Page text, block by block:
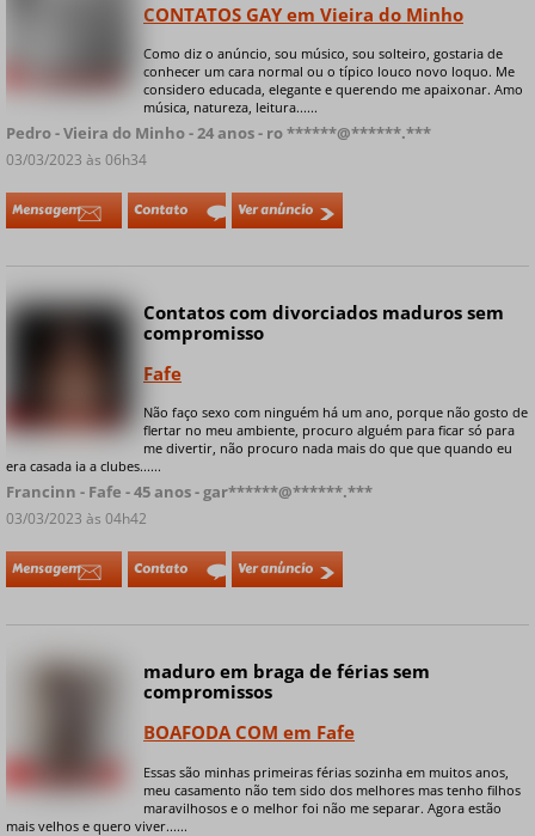
CONTATOS GAY em Vieira do Minho
Como diz o anúncio, sou músico, sou solteiro, gostaria de
conhecer um cara normal ou o típico louco novo loquo. Me
considero educada, elegante e querendo me apaixonar. Amo
música, natureza, leitura......
Pedro - Vieira do Minho - 24 anos - ro ******@******.***
03/03/2023 às 06h34
Mensagem Contato Ver anúncio
+ 8 fotos privadas
Contatos com divorciados maduros sem
compromisso
Fafe
Não faço sexo com ninguém há um ano, porque não gosto de
flertar no meu ambiente, procuro alguém para ficar só para
me divertir, não procuro nada mais do que que quando eu
era casada ia a clubes......
Francinn - Fafe - 45 anos - gar******@******.***
03/03/2023 às 04h42
Mensagem Contato Ver anúncio
maduro em braga de férias sem
compromissos
BOAFODA COM em Fafe
Essas são minhas primeiras férias sozinha em muitos anos,
meu casamento não tem sido dos melhores mas tenho filhos
maravilhosos e o melhor foi não me separar. Agora estão
mais velhos e quero viver......